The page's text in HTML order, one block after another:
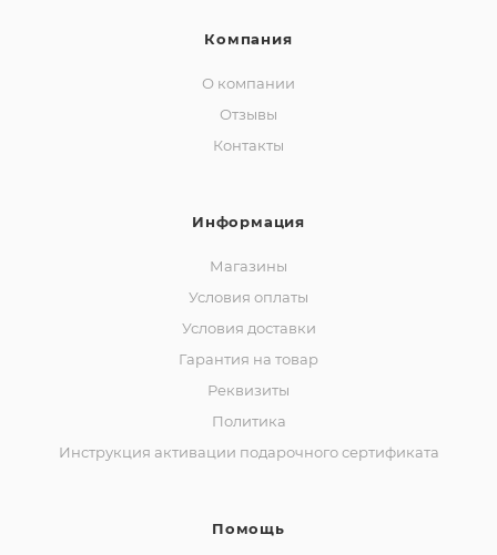
Компания
О компании
Отзывы
Контакты
Информация
Магазины
Условия оплаты
Условия доставки
Гарантия на товар
Реквизиты
Политика
Инструкция активации подарочного сертификата
Помощь